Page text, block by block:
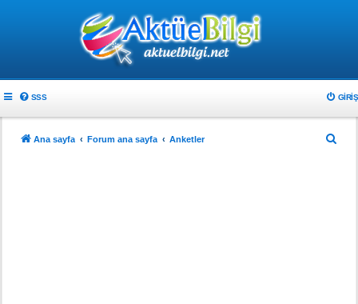
SSS GIRIŞ
Ana sayfa Forum ana sayfa Anketler